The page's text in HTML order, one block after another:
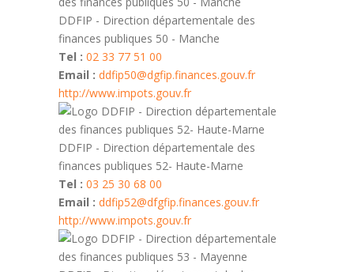
DDFIP - Direction départementale des
finances publiques 50 - Manche
Tel : 02 33 77 51 00
Email : ddfip50@dgfip.finances.gouv.fr
http://www.impots.gouv.fr
DDFIP - Direction départementale des
finances publiques 52- Haute-Marne
Tel : 03 25 30 68 00
Email : ddfip52@dfgfip.finances.gouv.fr
http://www.impots.gouv.fr